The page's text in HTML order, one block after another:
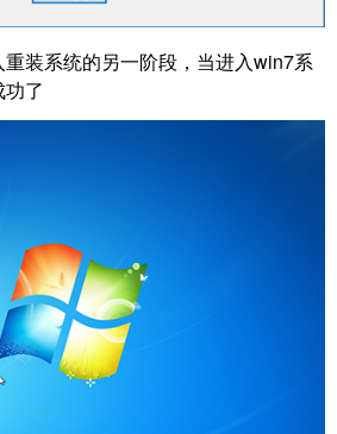
装系统的另一阶段，当进入win7系
了